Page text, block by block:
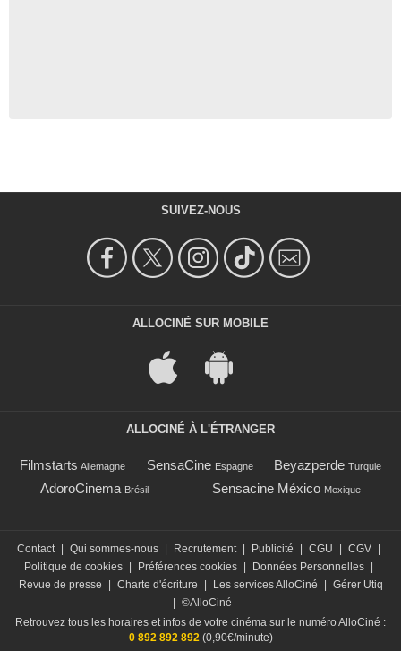
SUIVEZ-NOUS
ALLOCINÉ SUR MOBILE
ALLOCINÉ À L'ÉTRANGER
Filmstarts Allemagne SensaCine Espagne Beyazperde Turquie
AdoroCinema Brésil Sensacine México Mexique
Contact Qui sommes-nous Recrutement Publicité CGU CGV
Politique de cookies
Préférences cookies Données Personnelles
Revue de presse
Charte d'écriture Les services AlloCiné
Gérer Utiq
©AlloCiné
Retrouvez tous les horaires et infos de votre cinéma sur le numéro AlloCiné :
0 892 892 892(0,90€/minute)